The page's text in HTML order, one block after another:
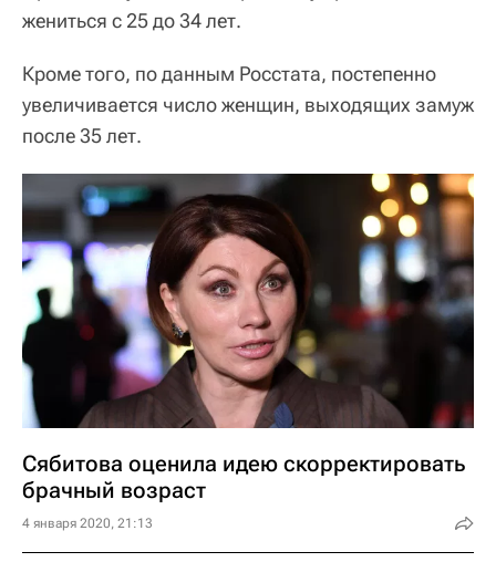
жениться с 25 до 34 лет.
Кроме того, по данным Росстата, постепенно
увеличивается число женщин, выходящих замуж
после 35 лет.
Сябитова оценила идею скорректировать
брачный возраст
4 января 2020, 21:13